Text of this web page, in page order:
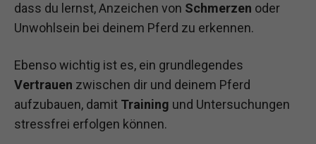
dass du lernst, Anzeichen von Schmerzen oder
Unwohlsein bei deinem Pferd zu erkennen.
Ebenso wichtig ist es, ein grundlegendes
Vertrauen zwischen dir und deinem Pferd
aufzubauen, damit Training und Untersuchungen
stressfrei erfolgen können.